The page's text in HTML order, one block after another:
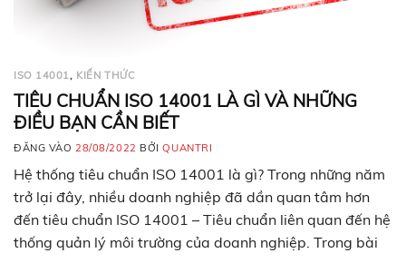
ISO 14001, KIẾN THỨC
TIÊU CHUẨN ISO 14001 LÀ GÌ VÀ NHỮNG
ĐIỀU BẠN CẦN BIẾT
ĐĂNG VÀO 28/08/2022 BỞIQUANTRI
Hệ thống tiêu chuẩn ISO 14001 là gì? Trong những năm
trở lại đây, nhiều doanh nghiệp đã dần quan tâm hơn
đến tiêu chuẩn ISO 14001 – Tiêu chuẩn liên quan đến hệ
thống quản lý môi trường của doanh nghiệp. Trong bài